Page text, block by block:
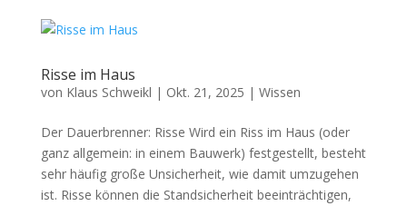
Risse im Haus
von Klaus Schweikl | Okt. 21, 2025 | Wissen
Der Dauerbrenner: Risse Wird ein Riss im Haus (oder
ganz allgemein: in einem Bauwerk) festgestellt, besteht
sehr häufig große Unsicherheit, wie damit umzugehen
ist. Risse können die Standsicherheit beeinträchtigen,